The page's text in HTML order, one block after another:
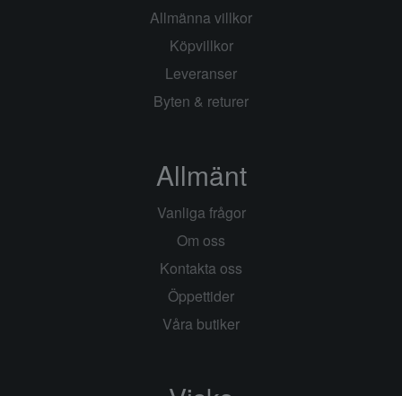
Allmänna villkor
Köpvillkor
Leveranser
Byten & returer
Allmänt
Vanliga frågor
Om oss
Kontakta oss
Öppettider
Våra butiker